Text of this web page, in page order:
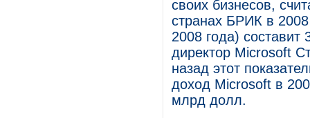
своих бизнесов,
странах БРИК в
2008 года)
директор Microsoft
назад этот
доход Microsoft в
млрд долл.